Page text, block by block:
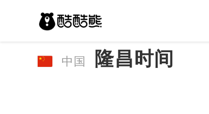
中国 隆昌时间